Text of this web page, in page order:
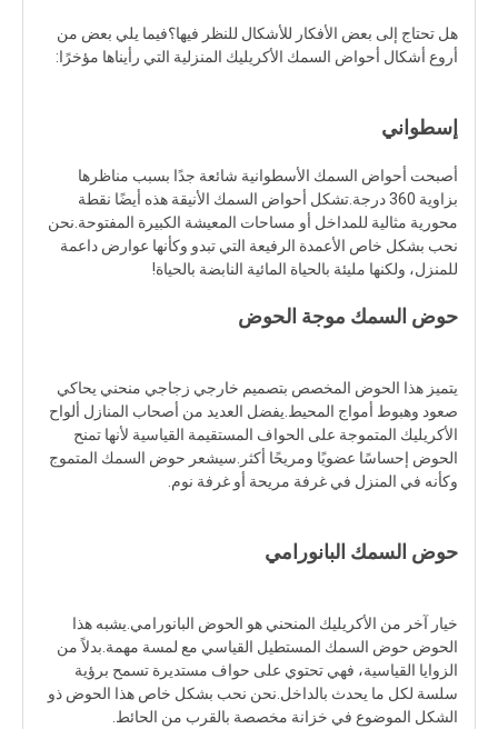
هل تحتاج إلى بعض الأفكار للأشكال للنظر فيها؟فيما يلي بعض من
أروع أشكال أحواض السمك الأكريليك المنزلية التي رأيناها مؤخرًا:
إسطواني
أصبحت أحواض السمك الأسطوانية شائعة جدًا بسبب مناظرها
بزاوية 360 درجة.تشكل أحواض السمك الأنيقة هذه أيضًا نقطة
محورية مثالية للمداخل أو مساحات المعيشة الكبيرة المفتوحة.نحن
نحب بشكل خاص الأعمدة الرفيعة التي تبدو وكأنها عوارض داعمة
للمنزل، ولكنها مليئة بالحياة المائية النابضة بالحياة!
حوض السمك موجة الحوض
يتميز هذا الحوض المخصص بتصميم خارجي زجاجي منحني يحاكي
صعود وهبوط أمواج المحيط.يفضل العديد من أصحاب المنازل ألواح
الأكريليك المتموجة على الحواف المستقيمة القياسية لأنها تمنح
الحوض إحساسًا عضويًا ومريحًا أكثر.سيشعر حوض السمك المتموج
وكأنه في المنزل في غرفة مريحة أو غرفة نوم.
حوض السمك البانورامي
خيار آخر من الأكريليك المنحني هو الحوض البانورامي.يشبه هذا
الحوض حوض السمك المستطيل القياسي مع لمسة مهمة.بدلاً من
الزوايا القياسية، فهي تحتوي على حواف مستديرة تسمح برؤية
سلسة لكل ما يحدث بالداخل.نحن نحب بشكل خاص هذا الحوض ذو
الشكل الموضوع في خزانة مخصصة بالقرب من الحائط.